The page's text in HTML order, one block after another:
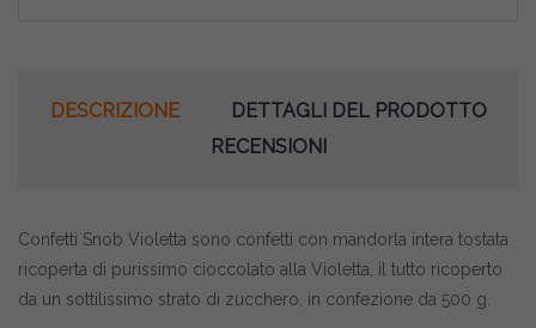
DESCRIZIONE
DETTAGLI DEL PRODOTTO
RECENSIONI
Confetti Snob Violetta sono confetti con mandorla intera tostata
ricoperta di purissimo cioccolato alla Violetta, il tutto ricoperto
da un sottilissimo strato di zucchero, in confezione da 500 g.